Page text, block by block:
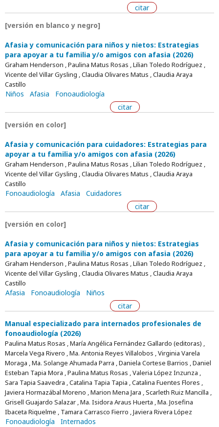
citar
[versión en blanco y negro]
Afasia y comunicación para niños y nietos: Estrategias
para apoyar a tu familia y/o amigos con afasia (2026)
Graham Henderson , Paulina Matus Rosas , Lilian Toledo Rodríguez ,
Vicente del Villar Gysling , Claudia Olivares Matus , Claudia Araya
Castillo
Niños Afasia
Fonoaudiología
citar
[versión en color]
Afasia y comunicación para cuidadores: Estrategias para
apoyar a tu familia y/o amigos con afasia (2026)
Graham Henderson , Paulina Matus Rosas , Lilian Toledo Rodríguez ,
Vicente del Villar Gysling , Claudia Olivares Matus , Claudia Araya
Castillo
Fonoaudiología Afasia
Cuidadores
citar
[versión en color]
Afasia y comunicación para niños y nietos: Estrategias
para apoyar a tu familia y/o amigos con afasia (2026)
Graham Henderson , Paulina Matus Rosas , Lilian Toledo Rodríguez ,
Vicente del Villar Gysling , Claudia Olivares Matus , Claudia Araya
Castillo
Afasia Fonoaudiología
Niños
citar
Manual especializado para internados profesionales de
fonoaudiología (2026)
Paulina Matus Rosas , María Angélica Fernández Gallardo (editoras) ,
Marcela Vega Rivero , Ma. Antonia Reyes Villalobos , Virginia Varela
Moraga , Ma. Solange Ahumada Parra , Daniela Cortese Barrios , Daniel
Esteban Tapia Mora , Paulina Matus Rosas , Valeria López Inzunza ,
Sara Tapia Saavedra , Catalina Tapia Tapia , Catalina Fuentes Flores ,
Javiera Hormazábal Moreno , Marion Mena Jara , Scarleth Ruiz Mancilla ,
Grisell Guajardo Salazar , Ma. Isidora Araus Huerta , Ma. Josefina
Ibaceta Riquelme , Tamara Carrasco Fierro , Javiera Rivera López
Fonoaudiología
Internados